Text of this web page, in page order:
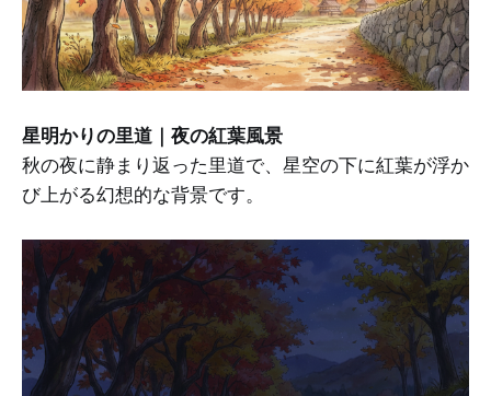
星明かりの里道｜夜の紅葉風景
秋の夜に静まり返った里道で、星空の下に紅葉が浮か
び上がる幻想的な背景です。